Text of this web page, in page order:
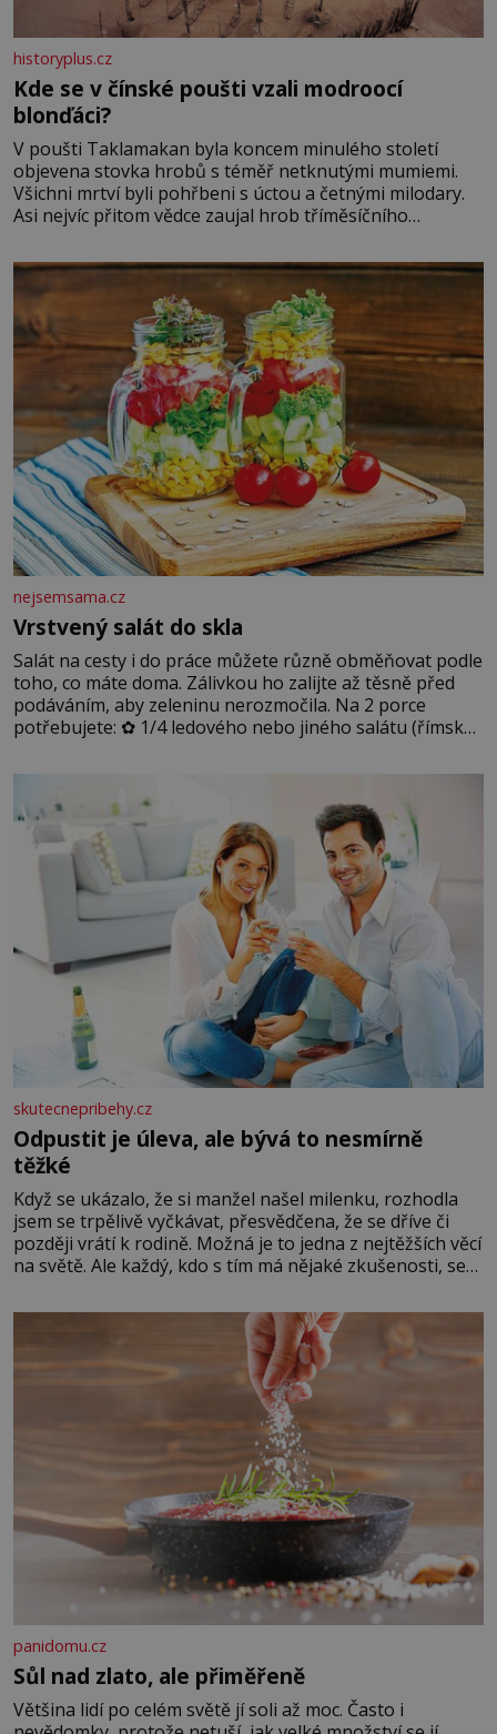
historyplus.cz
Kde se v čínské poušti vzali modroocí
blonďáci?
V poušti Taklamakan byla koncem minulého století
objevena stovka hrobů s téměř netknutými mumiemi.
Všichni mrtví byli pohřbeni s úctou a četnými milodary.
Asi nejvíc přitom vědce zaujal hrob tříměsíčního
blonďaté vlásky. Fakt, že jsou těla dávných lidí nesmírně
dobře zachovalá, přičítají odborníci zdejším klimatickým
podmínkám. Sucho, prosolené písky a extrémně
nejsemsama.cz
Vrstvený salát do skla
Salát na cesty i do práce můžete různě obměňovat podle
toho, co máte doma. Zálivkou ho zalijte až těsně před
podáváním, aby zeleninu nerozmočila. Na 2 porce
potřebujete: ✿ 1/4 ledového nebo jiného salátu (římský
okurky ✿ 2 rajčata Zálivka: ✿ 4 lžíce olivového oleje ✿ 1
lžíci citronové šťávy ✿ ½ stroužku
skutecnepribehy.cz
Odpustit je úleva, ale bývá to nesmírně
těžké
Když se ukázalo, že si manžel našel milenku, rozhodla
jsem se trpělivě vyčkávat, přesvědčena, že se dříve či
později vrátí k rodině. Možná je to jedna z nejtěžších věcí
na světě. Ale každý, kdo s tím má nějaké zkušenosti, se
Když se ke mně doneslo, že si manžel pořídil milenku,
panidomu.cz
Sůl nad zlato, ale přiměřeně
Většina lidí po celém světě jí soli až moc. Často i